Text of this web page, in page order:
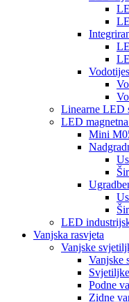
Linearne LED
LED
Mini
LED
Vanjska rasvjeta
Vanjske
Vanjske
Podne
Zidne